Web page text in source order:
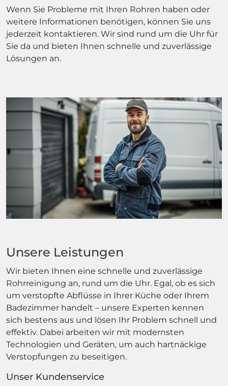
Wenn Sie Probleme mit Ihren Rohren haben oder
weitere Informationen benötigen, können Sie uns
jederzeit kontaktieren. Wir sind rund um die Uhr für
Sie da und bieten Ihnen schnelle und zuverlässige
Lösungen an.
Unsere Leistungen
Wir bieten Ihnen eine schnelle und zuverlässige
Rohrreinigung an, rund um die Uhr. Egal, ob es sich
um verstopfte Abflüsse in Ihrer Küche oder Ihrem
Badezimmer handelt – unsere Experten kennen
sich bestens aus und lösen Ihr Problem schnell und
effektiv. Dabei arbeiten wir mit modernsten
Technologien und Geräten, um auch hartnäckige
Verstopfungen zu beseitigen.
Unser Kundenservice